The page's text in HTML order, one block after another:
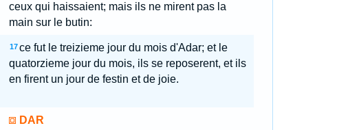
ceux qui haissaient; mais ils ne mirent pas la
main sur le butin:
17 ce fut le treizieme jour du mois d'Adar; et le
quatorzieme jour du mois, ils se reposerent, et ils
en firent un jour de festin et de joie.
DAR